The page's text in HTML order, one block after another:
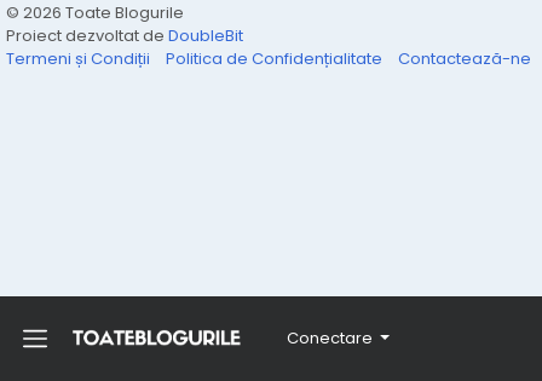
Conectare
© 2026 Toate Blogurile
Proiect dezvoltat de DoubleBit
Termeni și Condiții
Politica de Confidențialitate Contactează-ne